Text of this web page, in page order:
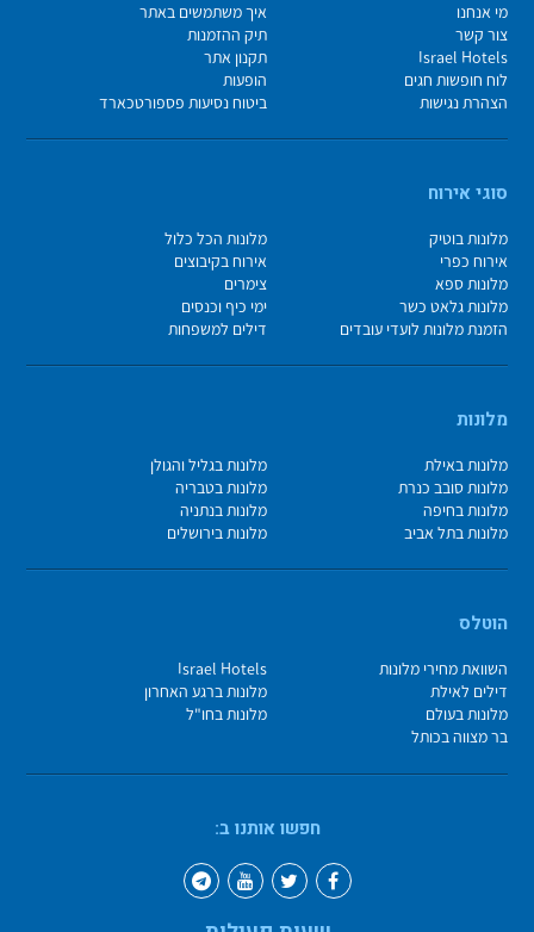
מי אנחנו
איך משתמשים באתר
צור קשר
תיק ההזמנות
Israel Hotels
תקנון אתר
לוח חופשות חגים
הופעות
הצהרת נגישות
ביטוח נסיעות פספורטכארד
סוגי אירוח
מלונות בוטיק
מלונות הכל כלול
אירוח כפרי
אירוח בקיבוצים
מלונות ספא
צימרים
מלונות גלאט כשר
ימי כיף וכנסים
הזמנת מלונות לועדי עובדים
דילים למשפחות
מלונות
מלונות באילת
מלונות בגליל והגולן
מלונות סובב כנרת
מלונות בטבריה
מלונות בחיפה
מלונות בנתניה
מלונות בתל אביב
מלונות בירושלים
הוטלס
השוואת מחירי מלונות
Israel Hotels
דילים לאילת
מלונות ברגע האחרון
מלונות בעולם
מלונות בחו"ל
בר מצווה בכותל
חפשו אותנו ב: